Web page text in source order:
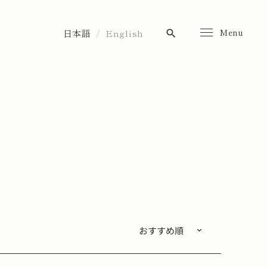
Menu
日本語 English search